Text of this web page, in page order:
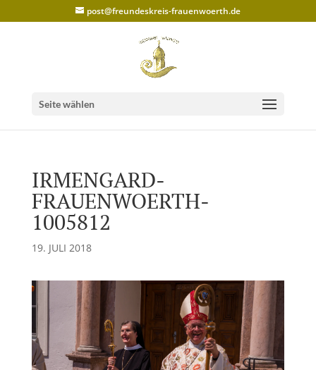
post@freundeskreis-frauenwoerth.de
Seite wählen
IRMENGARD-
FRAUENWOERTH-
1005812
19. JULI 2018